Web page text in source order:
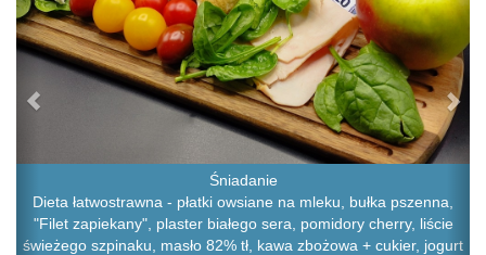
Śniadanie
Dieta łatwostrawna - płatki owsiane na mleku, bułka pszenna,
"Filet zapiekany", plaster białego sera, pomidory cherry, liście
świeżego szpinaku, masło 82% tł, kawa zbożowa + cukier, jogurt